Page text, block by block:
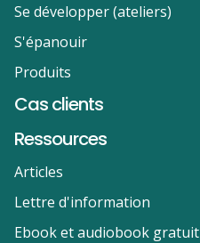
Se développer (ateliers)
S'épanouir
Produits
Cas clients
Ressources
Articles
Lettre d'information
Ebook et audiobook gratuit